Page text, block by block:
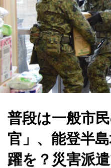
普段は一般市
官」、能登半
躍を？災害派